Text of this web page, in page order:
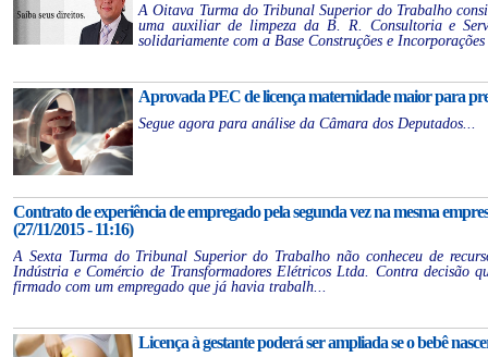
A Oitava Turma do Tribunal Superior do Trabalho
uma auxiliar de limpeza da B. R. Consultoria e
solidariamente com a Base Construções e
Aprovada PEC de licença maternidade maior para
Segue agora para análise da Câmara dos Deputados...
Contrato de experiência de empregado pela segunda vez na mesma
(27/11/2015 - 11:16)
A Sexta Turma do Tribunal Superior do Trabalho não conheceu de
Indústria e Comércio de Transformadores Elétricos Ltda. Contra decisão
firmado com um empregado que já havia trabalh...
Licença à gestante poderá ser ampliada se o bebê